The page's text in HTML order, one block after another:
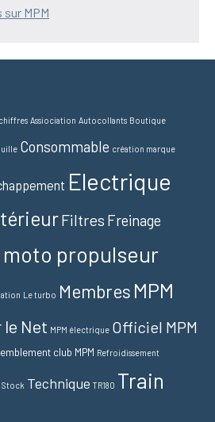
MPM
Assiociation Autocollants Boutique
Consommable création marque
Electrique
Filtres Freinage
moto propulseur
Le turbo Membres MPM
le Net MPM électrique Officiel MPM
club MPM Refroidissement
Stock Technique TR180 Train